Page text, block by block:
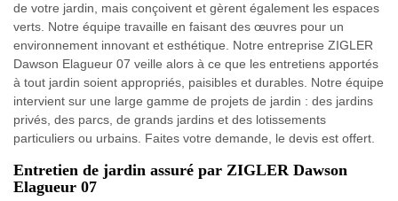
de votre jardin, mais conçoivent et gèrent également les espaces
verts. Notre équipe travaille en faisant des œuvres pour un
environnement innovant et esthétique. Notre entreprise ZIGLER
Dawson Elagueur 07 veille alors à ce que les entretiens apportés
à tout jardin soient appropriés, paisibles et durables. Notre équipe
intervient sur une large gamme de projets de jardin : des jardins
privés, des parcs, de grands jardins et des lotissements
particuliers ou urbains. Faites votre demande, le devis est offert.
Entretien de jardin assuré par ZIGLER Dawson
Elagueur 07